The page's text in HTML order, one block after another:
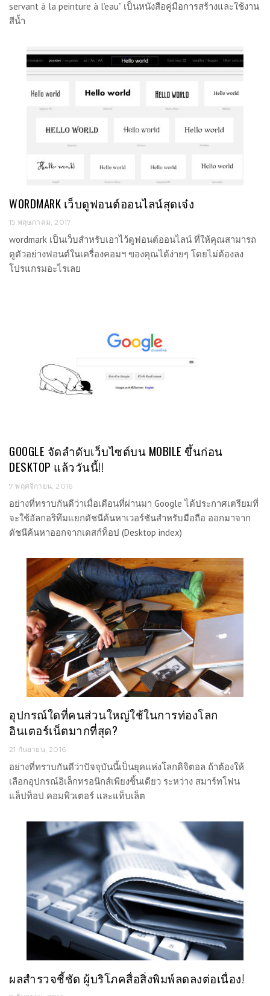
servant à la peinture à l’eau” เป็นหนังสือคู่มือการสร้างและใช้งาน
สีน้ำ
WORDMARK เว็บดูฟอนต์ออนไลน์สุดเจ๋ง
15 พฤษภาคม, 2017
wordmark เป็นเว็บสำหรับเอาไว้ดูฟอนต์ออนไลน์ ที่ให้คุณสามารถ
ดูตัวอย่างฟอนต์ในเครื่องคอมฯ ของคุณได้ง่ายๆ โดยไม่ต้องลง
โปรแกรมอะไรเลย
GOOGLE จัดลำดับเว็บไซต์บน MOBILE ขึ้นก่อน
DESKTOP แล้ววันนี้!!
7 พฤศจิกายน, 2016
อย่างที่ทราบกันดีว่าเมื่อเดือนที่ผ่านมา Google ได้ประกาศเตรียมที่
จะใช้อัลกอริทึมแยกดัชนีค้นหาเวอร์ชันสำหรับมือถือ ออกมาจาก
ดัชนีค้นหาออกจากเดสก์ท็อป (Desktop index)
อุปกรณ์ใดที่คนส่วนใหญ่ใช้ในการท่องโลก
อินเตอร์เน็ตมากที่สุด?
21 กันยายน, 2016
อย่างที่ทราบกันดีว่าปัจจุบันนี้เป็นยุคแห่งโลกดิจิตอล ถ้าต้องให้
เลือกอุปกรณ์อิเล็กทรอนิกส์เพียงชิ้นเดียว ระหว่าง สมาร์ทโฟน
แล็ปท็อป คอมพิวเตอร์ และแท็บเล็ต
ผลสำรวจชี้ชัด ผู้บริโภคสื่อสิ่งพิมพ์ลดลงต่อเนื่อง!